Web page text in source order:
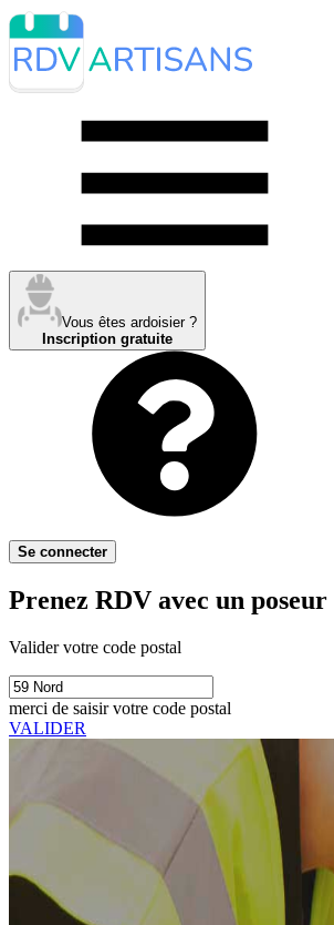
Vous êtes ardoisier ?
Inscription gratuite
Se connecter
Prenez RDV avec un
Valider votre code postal
merci de saisir votre code postal
VALIDER